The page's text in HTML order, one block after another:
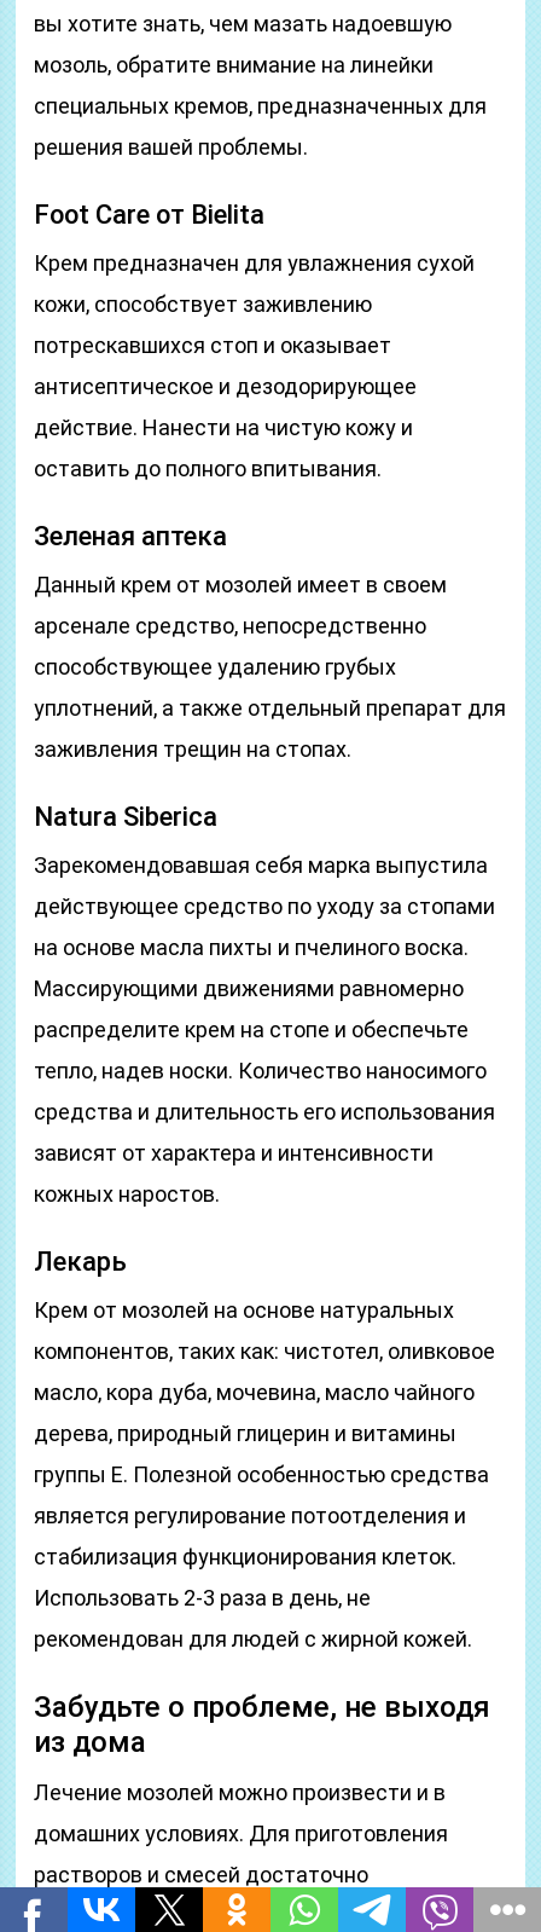
вы хотите знать, чем мазать надоевшую
мозоль, обратите внимание на линейки
специальных кремов, предназначенных для
решения вашей проблемы.
Foot Care от Bielita
Крем предназначен для увлажнения сухой
кожи, способствует заживлению
потрескавшихся стоп и оказывает
антисептическое и дезодорирующее
действие. Нанести на чистую кожу и
оставить до полного впитывания.
Зеленая аптека
Данный крем от мозолей имеет в своем
арсенале средство, непосредственно
способствующее удалению грубых
уплотнений, а также отдельный препарат для
заживления трещин на стопах.
Natura Siberica
Зарекомендовавшая себя марка выпустила
действующее средство по уходу за стопами
на основе масла пихты и пчелиного воска.
Массирующими движениями равномерно
распределите крем на стопе и обеспечьте
тепло, надев носки. Количество наносимого
средства и длительность его использования
зависят от характера и интенсивности
кожных наростов.
Лекарь
Крем от мозолей на основе натуральных
компонентов, таких как: чистотел, оливковое
масло, кора дуба, мочевина, масло чайного
дерева, природный глицерин и витамины
группы Е. Полезной особенностью средства
является регулирование потоотделения и
стабилизация функционирования клеток.
Использовать 2-3 раза в день, не
рекомендован для людей с жирной кожей.
Забудьте о проблеме, не выходя
из дома
Лечение мозолей можно произвести и в
домашних условиях. Для приготовления
растворов и смесей достаточно
воспользоваться подручными средствами,